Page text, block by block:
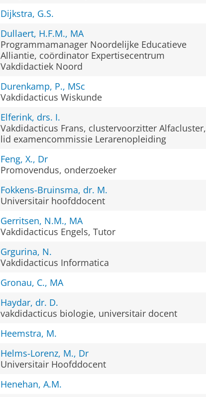
Dijkstra, G.S.
Dullaert, H.F.M., MA
Programmamanager Noordelijke Educatieve
Alliantie, coördinator Expertisecentrum
Vakdidactiek Noord
Durenkamp, P., MSc
Vakdidacticus Wiskunde
Elferink, drs. I.
Vakdidacticus Frans, clustervoorzitter Alfacluster,
lid examencommissie Lerarenopleiding
Feng, X., Dr
Promovendus, onderzoeker
Fokkens-Bruinsma, dr. M.
Universitair hoofddocent
Gerritsen, N.M., MA
Vakdidacticus Engels, Tutor
Grgurina, N.
Vakdidacticus Informatica
Gronau, C., MA
Haydar, dr. D.
vakdidacticus biologie, universitair docent
Heemstra, M.
Helms-Lorenz, M., Dr
Universitair Hoofddocent
Henehan, A.M.